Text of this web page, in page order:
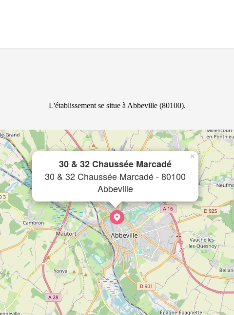
L'établissement se situe à Abbeville (80100).
30 & 32 Chaussée Marcadé
30 & 32 Chaussée Marcadé - 80100
Abbeville
×